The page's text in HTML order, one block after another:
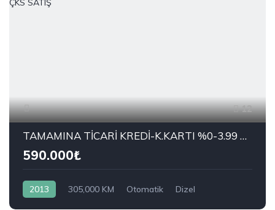
12
TAMAMINA TİCARİ KREDİ-K.KARTI %0-3.99 ÇEK-2.99 SENET-ÇKS SATIŞ
590.000₺
2013 305,000 KM Otomatik
Dizel